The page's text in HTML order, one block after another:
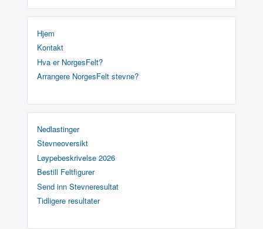
Hjem
Kontakt
Hva er NorgesFelt?
Arrangere NorgesFelt stevne?
Nedlastinger
Stevneoversikt
Løypebeskrivelse 2026
Bestill Feltfigurer
Send inn Stevneresultat
Tidligere resultater